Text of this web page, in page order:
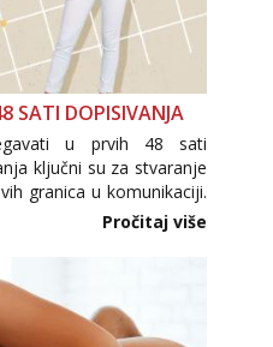
SATI DOPISIVANJA
u prvih 48 sati
ključni su za stvaranje
granica u komunikaciji.
osobnih ili intimnih
još nije zaslužila to
Pročitaj više